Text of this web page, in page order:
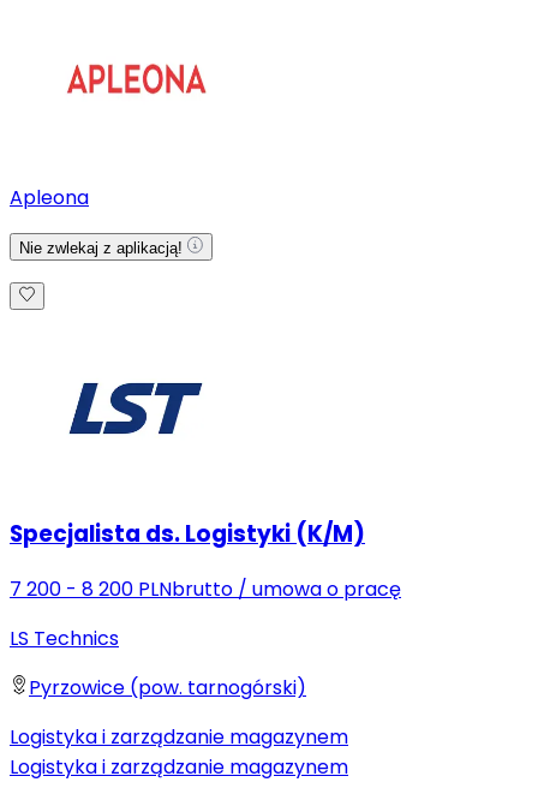
Apleona
Nie zwlekaj z aplikacją!
Specjalista ds. Logistyki (K/M)
7 200 - 8 200 PLNbrutto / umowa o pracę
LS Technics
Pyrzowice (pow. tarnogórski)
Logistyka i zarządzanie magazynem
Logistyka i zarządzanie magazynem